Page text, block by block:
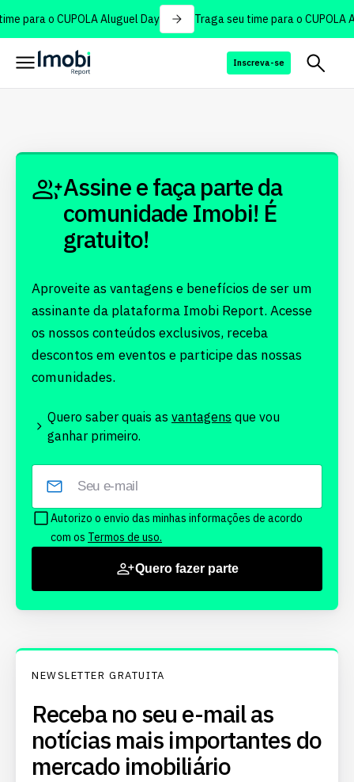
para o CUPOLA Aluguel Day Traga seu time para o CUPOLA
Inscreva-se
Assine e faça parte da
comunidade Imobi! É
gratuito!
Aproveite as vantagens e benefícios de ser um
assinante da plataforma Imobi Report. Acesse
os nossos conteúdos exclusivos, receba
descontos em eventos e participe das nossas
comunidades.
Quero saber quais as vantagens que vou
ganhar primeiro.
Autorizo o envio das minhas informações de acordo
com os Termos de uso.
Quero fazer parte
NEWSLETTER GRATUITA
Receba no seu e-mail as
notícias mais importantes do
mercado imobiliário